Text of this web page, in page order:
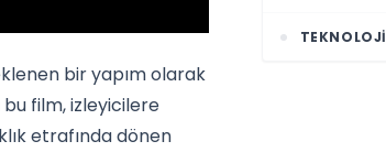
bir yapım olarak
bu film, izleyicilere
etrafında dönen
TEKNOLOJI